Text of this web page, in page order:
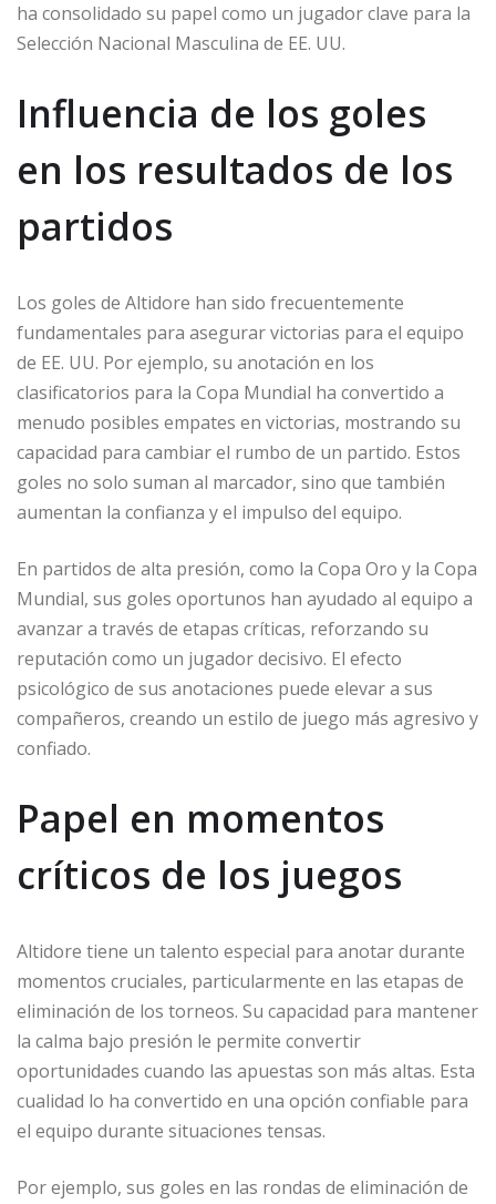
ha consolidado su papel como un jugador clave para la
Selección Nacional Masculina de EE. UU.
Influencia de los goles
en los resultados de los
partidos
Los goles de Altidore han sido frecuentemente
fundamentales para asegurar victorias para el equipo
de EE. UU. Por ejemplo, su anotación en los
clasificatorios para la Copa Mundial ha convertido a
menudo posibles empates en victorias, mostrando su
capacidad para cambiar el rumbo de un partido. Estos
goles no solo suman al marcador, sino que también
aumentan la confianza y el impulso del equipo.
En partidos de alta presión, como la Copa Oro y la Copa
Mundial, sus goles oportunos han ayudado al equipo a
avanzar a través de etapas críticas, reforzando su
reputación como un jugador decisivo. El efecto
psicológico de sus anotaciones puede elevar a sus
compañeros, creando un estilo de juego más agresivo y
confiado.
Papel en momentos
críticos de los juegos
Altidore tiene un talento especial para anotar durante
momentos cruciales, particularmente en las etapas de
eliminación de los torneos. Su capacidad para mantener
la calma bajo presión le permite convertir
oportunidades cuando las apuestas son más altas. Esta
cualidad lo ha convertido en una opción confiable para
el equipo durante situaciones tensas.
Por ejemplo, sus goles en las rondas de eliminación de